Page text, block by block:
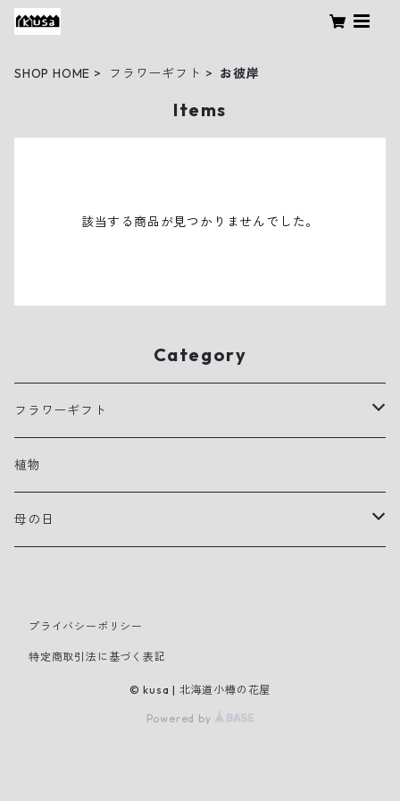
SHOP HOME フラワーギフト お彼岸
Items
該当する商品が見つかりませんでした。
Category
フラワーギフト
アレンジメント
花束
スタンドタイプ装花
植物
母の日
プライバシーポリシー
特定商取引法に基づく表記
© kusa | 北海道小樽の花屋
Powered by